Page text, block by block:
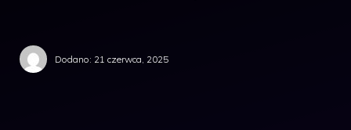
Dodano: 21 czerwca, 2025